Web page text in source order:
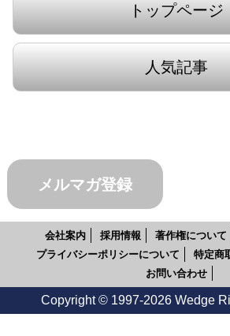
トップページ
人気記事
メルマガ登録
会社案内 採用情報 著作権について
プライバシーポリシーについて
特定商
お問い合わせ
Copyright © 1997-2026 Wedge